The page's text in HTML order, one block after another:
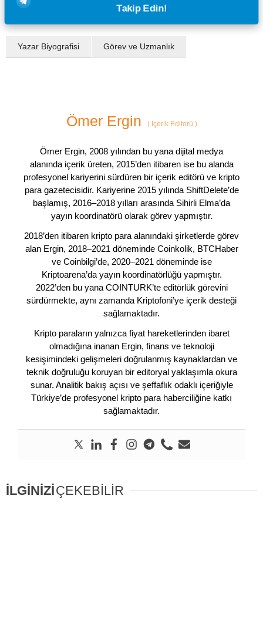
Takip Edin!
Yazar Biyografisi Görev ve Uzmanlık
Ömer Ergin (İçerik Editörü )
Ömer Ergin, 2008 yılından bu yana dijital medya
alanında içerik üreten, 2015’den itibaren ise bu alanda
profesyonel kariyerini sürdüren bir içerik editörü ve kripto
para gazetecisidir. Kariyerine 2015 yılında ShiftDelete’de
başlamış, 2016–2018 yılları arasında Sihirli Elma’da
yayın koordinatörü olarak görev yapmıştır.
2018’den itibaren kripto para alanındaki şirketlerde görev
alan Ergin, 2018–2021 döneminde Coinkolik, BTCHaber
ve Coinbilgi’de, 2020–2021 döneminde ise
Kriptoarena’da yayın koordinatörlüğü yapmıştır.
2022’den bu yana COINTURK’te editörlük görevini
sürdürmekte, aynı zamanda Kriptofoni’ye içerik desteği
sağlamaktadır.
Kripto paraların yalnızca fiyat hareketlerinden ibaret
olmadığına inanan Ergin, finans ve teknoloji
kesişimindeki gelişmeleri doğrulanmış kaynaklardan ve
teknik doğruluğu koruyan bir editoryal yaklaşımla okura
sunar. Analitik bakış açısı ve şeffaflık odaklı içeriğiyle
Türkiye’de profesyonel kripto para haberciliğine katkı
sağlamaktadır.
İLGİNİZİÇEKEBİLİR